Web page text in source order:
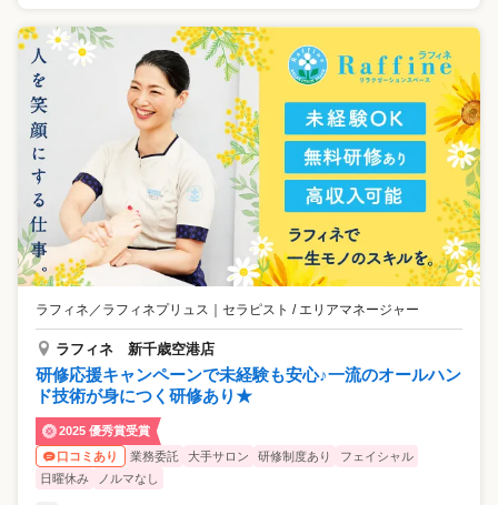
ラフィネ／ラフィネプリュス セラピスト / エリアマネージャー
ラフィネ 新千歳空港店
研修応援キャンペーンで未経験も安心♪一流のオールハン
ド技術が身につく研修あり★
2025 優秀賞受賞
口コミあり
業務委託 大手サロン 研修制度あり
フェイシャル
日曜休み
ノルマなし